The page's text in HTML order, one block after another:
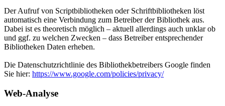
Der Aufruf von Scriptbibliotheken oder Schriftbibliotheken löst
automatisch eine Verbindung zum Betreiber der Bibliothek aus.
Dabei ist es theoretisch möglich – aktuell allerdings auch unklar ob
und ggf. zu welchen Zwecken – dass Betreiber entsprechender
Bibliotheken Daten erheben.
Die Datenschutzrichtlinie des Bibliothekbetreibers Google finden
Sie hier: https://www.google.com/policies/privacy/
Web-Analyse